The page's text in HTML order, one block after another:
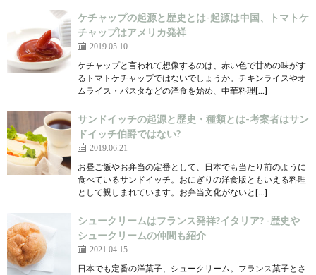
ケチャップの起源と歴史とは-起源は中国、トマトケ
チャップはアメリカ発祥
2019.05.10
ケチャップと言われて想像するのは、赤い色で甘めの味がす
るトマトケチャップではないでしょうか。チキンライスやオ
ムライス・パスタなどの洋食を始め、中華料理[…]
サンドイッチの起源と歴史・種類とは-考案者はサン
ドイッチ伯爵ではない?
2019.06.21
お昼ご飯やお弁当の定番として、日本でも当たり前のように
食べているサンドイッチ。おにぎりの洋食版ともいえる料理
として親しまれています。お弁当文化がないと[…]
シュークリームはフランス発祥?イタリア? -歴史や
シュークリームの仲間も紹介
2021.04.15
日本でも定番の洋菓子、シュークリーム。フランス菓子とさ